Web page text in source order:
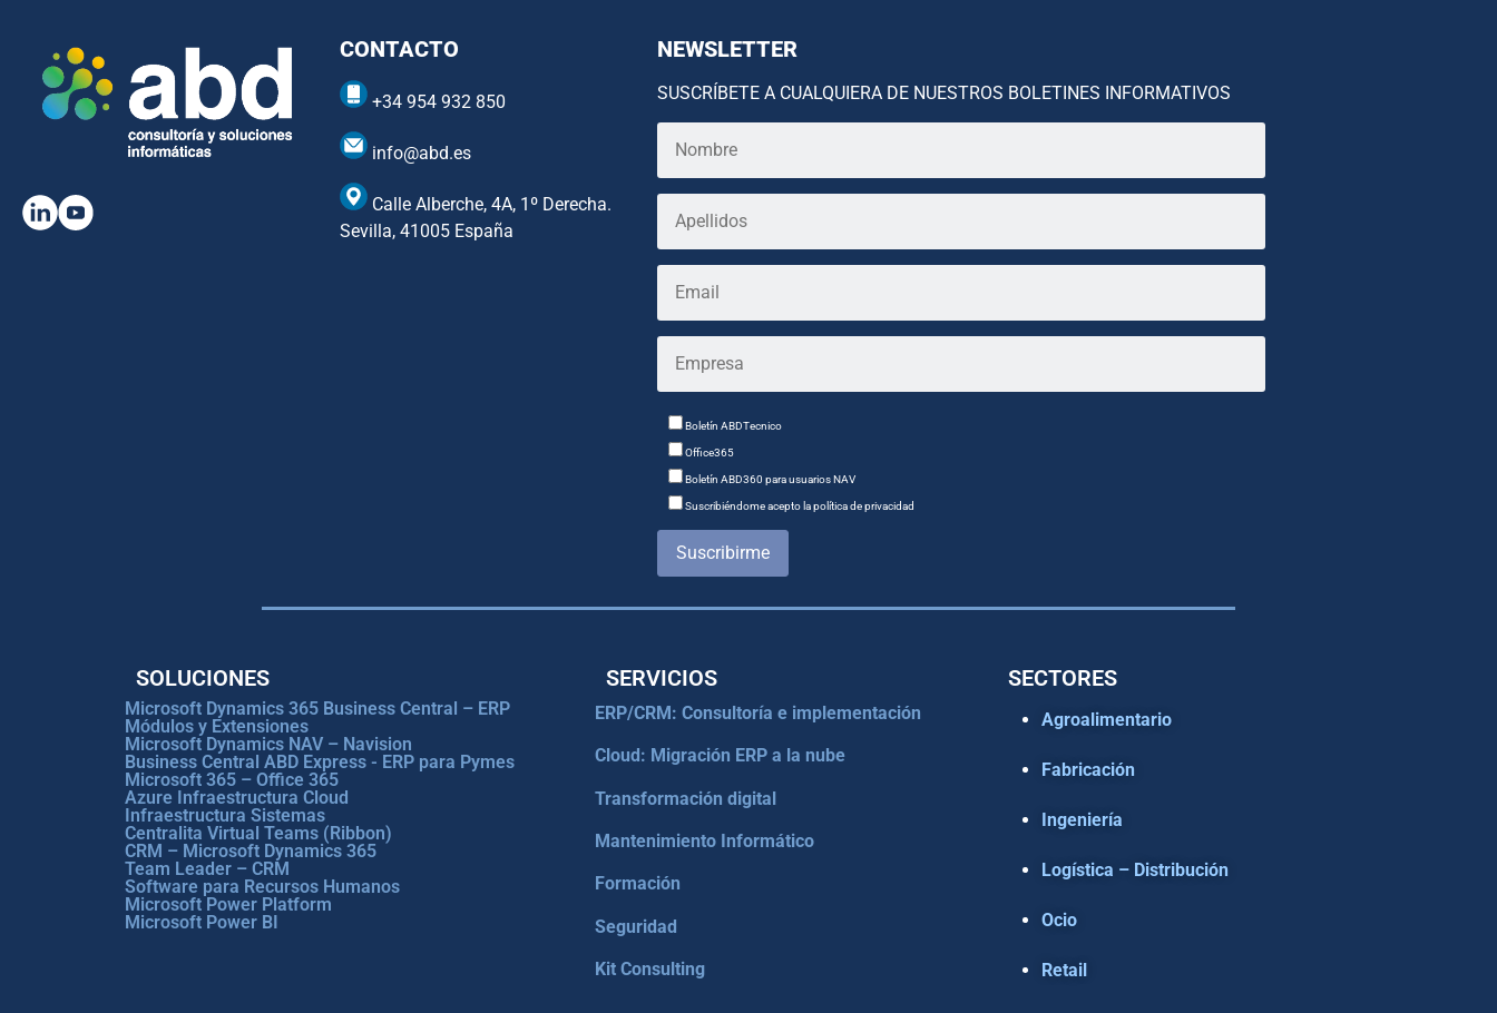
CONTACTO
+34 954 932 850
info@abd.es
Calle Alberche, 4A, 1º Derecha.
Sevilla, 41005 España
NEWSLETTER
SUSCRÍBETE A CUALQUIERA DE NUESTROS BOLETINES INFORMATIVOS
Boletín ABDTecnico
Office365
Boletín ABD360 para usuarios NAV
Suscribiéndome acepto la política de privacidad
Suscribirme
SOLUCIONES
Microsoft Dynamics 365 Business Central – ERP
Módulos y Extensiones
Microsoft Dynamics NAV – Navision
Business Central ABD Express - ERP para Pymes
Microsoft 365 – Office 365
Azure Infraestructura Cloud
Infraestructura Sistemas
Centralita Virtual Teams (Ribbon)
CRM – Microsoft Dynamics 365
Team Leader – CRM
Software para Recursos Humanos
Microsoft Power Platform
Microsoft Power BI
SERVICIOS
ERP/CRM: Consultoría e implementación
Cloud: Migración ERP a la nube
Transformación digital
Mantenimiento Informático
Formación
Seguridad
Kit Consulting
SECTORES
Agroalimentario
Fabricación
Ingeniería
Logística – Distribución
Ocio
Retail